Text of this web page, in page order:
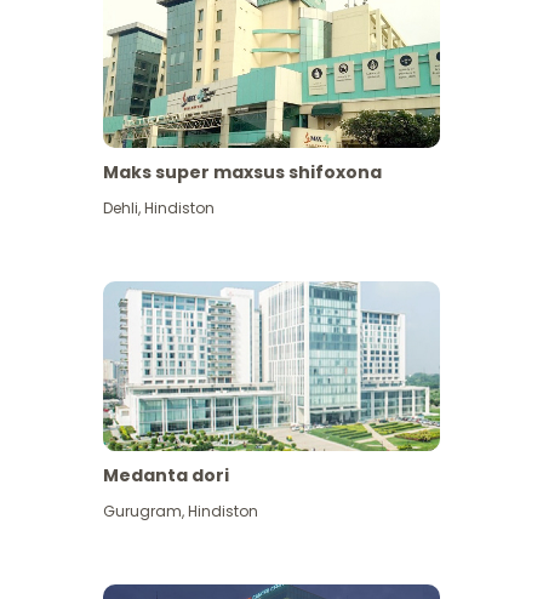
Maks super maxsus shifoxona
Dehli,Hindiston
Medanta dori
Gurugram,Hindiston